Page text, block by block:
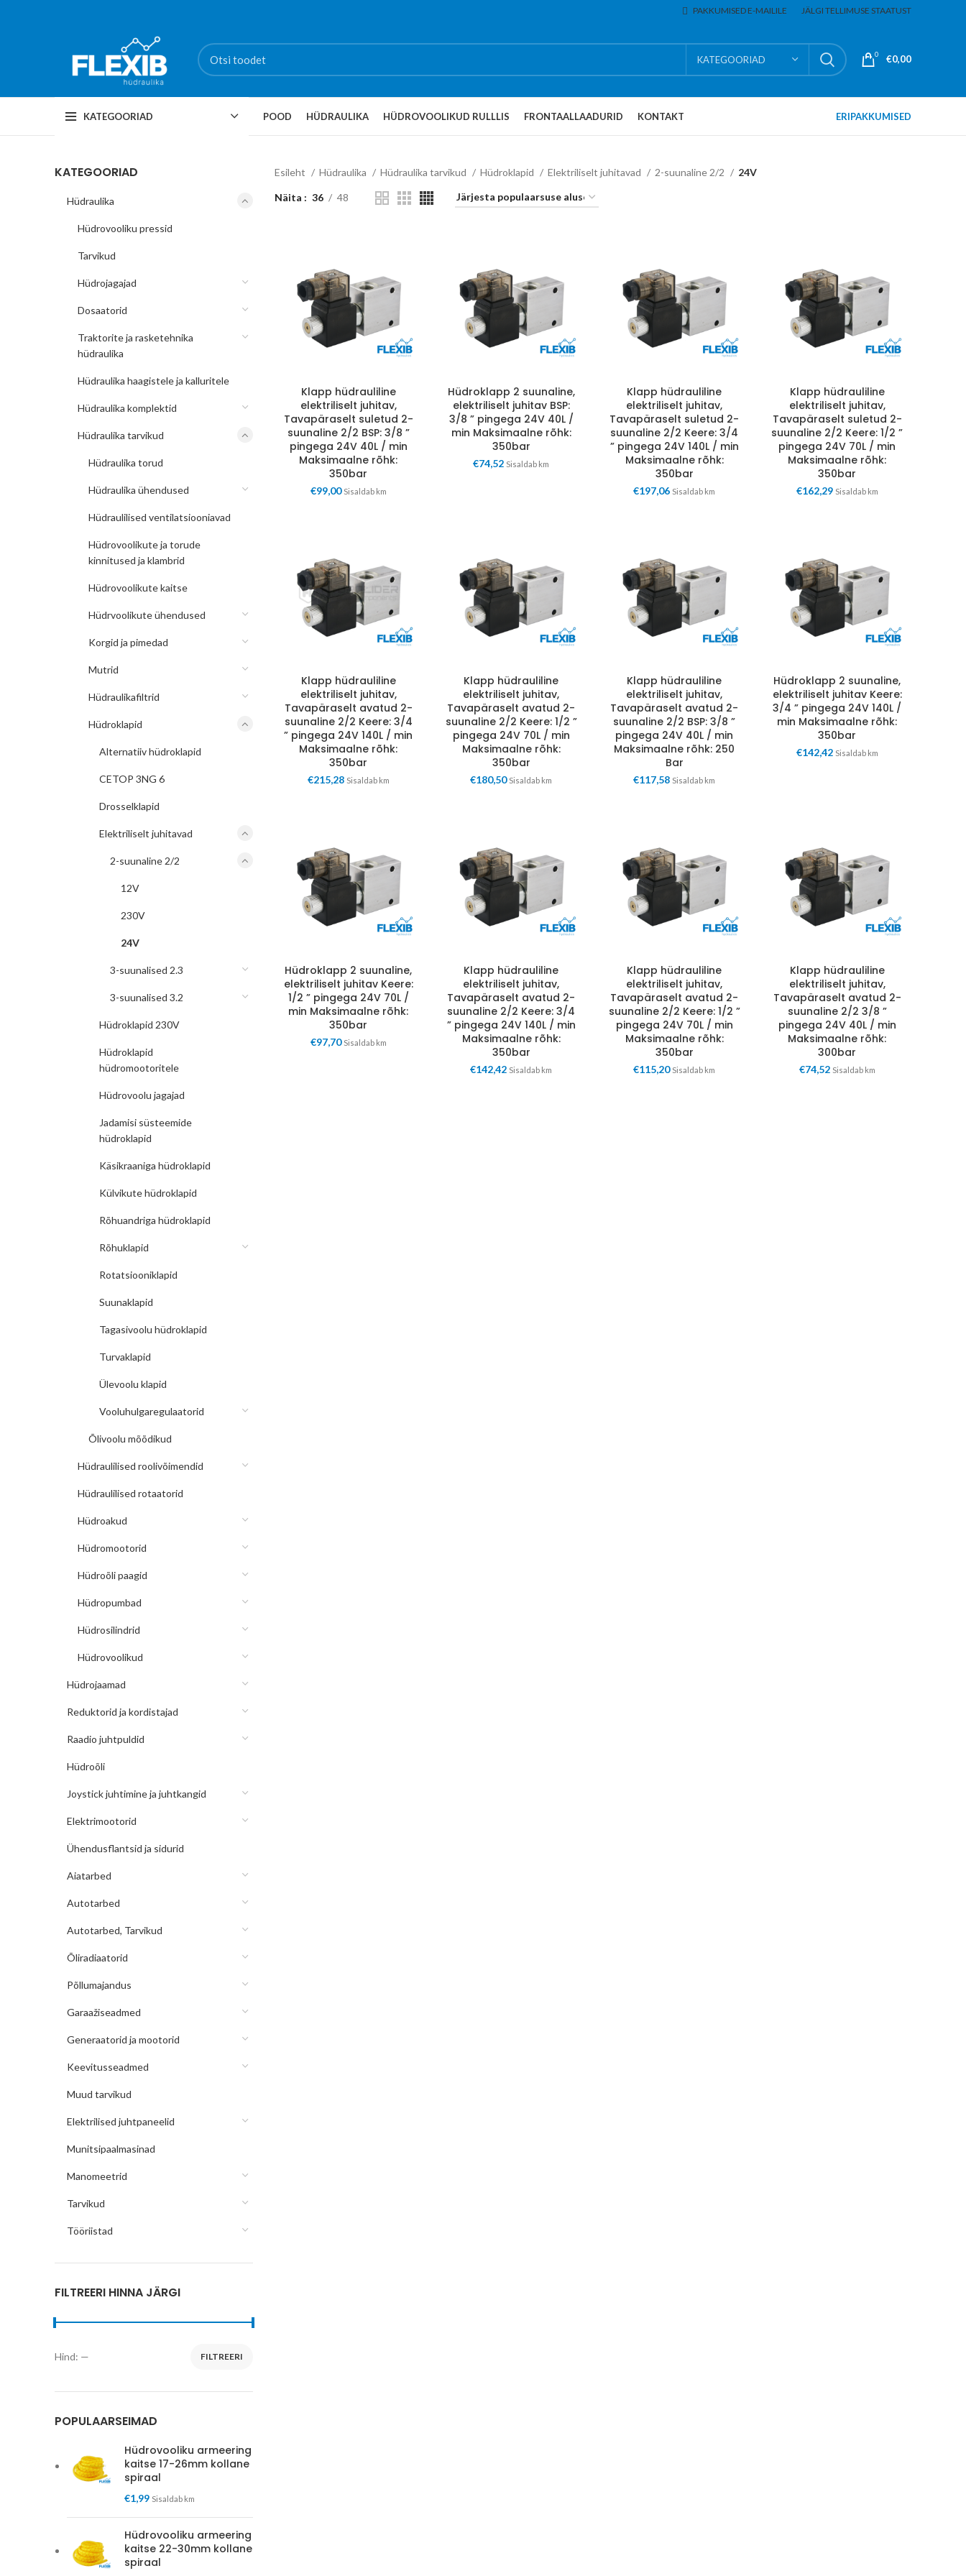
PAKKUMISED E-MAILILE JÄLGI TELLIMUSE STAATUST
KATEGOORIAD 0 €0,00
KATEGOORIAD POOD HÜDRAULIKA HÜDROVOOLIKUD RULLLIS FRONTAALLAADURID KONTAKT ERIPAKKUMISED
KATEGOORIAD
Hüdraulika
Hüdrovooliku pressid
Tarvikud
Hüdrojagajad
Dosaatorid
Traktorite ja rasketehnika
hüdraulika
Hüdraulika haagistele ja kalluritele
Hüdraulika komplektid
Hüdraulika tarvikud
Hüdraulika torud
Hüdraulika ühendused
Hüdraulilised ventilatsiooniavad
Hüdrovoolikute ja torude
kinnitused ja klambrid
Hüdrovoolikute kaitse
Hüdrvoolikute ühendused
Korgid ja pimedad
Mutrid
Hüdraulikafiltrid
Hüdroklapid
Alternatiiv hüdroklapid
CETOP 3NG 6
Drosselklapid
Elektriliselt juhitavad
2-suunaline 2/2
12V
230V
24V
3-suunalised 2.3
3-suunalised 3.2
Hüdroklapid 230V
Hüdroklapid
hüdromootoritele
Hüdrovoolu jagajad
Jadamisi süsteemide
hüdroklapid
Käsikraaniga hüdroklapid
Külvikute hüdroklapid
Rõhuandriga hüdroklapid
Rõhuklapid
Rotatsiooniklapid
Suunaklapid
Tagasivoolu hüdroklapid
Turvaklapid
Ülevoolu klapid
Vooluhulgaregulaatorid
Õlivoolu mõõdikud
Hüdraulilised roolivõimendid
Hüdraulilised rotaatorid
Hüdroakud
Hüdromootorid
Hüdroõli paagid
Hüdropumbad
Hüdrosilindrid
Hüdrovoolikud
Hüdrojaamad
Reduktorid ja kordistajad
Raadio juhtpuldid
Hüdroõli
Joystick juhtimine ja juhtkangid
Elektrimootorid
Ühendusflantsid ja sidurid
Aiatarbed
Autotarbed
Autotarbed, Tarvikud
Õliradiaatorid
Põllumajandus
Garaažiseadmed
Generaatorid ja mootorid
Keevitusseadmed
Muud tarvikud
Elektrilised juhtpaneelid
Munitsipaalmasinad
Manomeetrid
Tarvikud
Tööriistad
FILTREERI HINNA JÄRGI
FILTREERI
Hind: —
POPULAARSEIMAD
Hüdrovooliku armeering
kaitse 17-26mm kollane
spiraal
€1,99 Sisaldab km
Hüdrovooliku armeering
kaitse 22-30mm kollane
spiraal
Esileht Hüdraulika Hüdraulika tarvikud Hüdroklapid Elektriliselt juhitavad 2-suunaline 2/2 24V
Näita 36 48
Klapp hüdrauliline
elektriliselt juhitav,
Tavapäraselt suletud 2-
suunaline 2/2 BSP: 3/8 ”
pingega 24V 40L / min
Maksimaalne rõhk:
350bar
€99,00 Sisaldab km
Hüdroklapp 2 suunaline,
elektriliselt juhitav BSP:
3/8 ” pingega 24V 40L /
min Maksimaalne rõhk:
350bar
€74,52 Sisaldab km
Klapp hüdrauliline
elektriliselt juhitav,
Tavapäraselt suletud 2-
suunaline 2/2 Keere: 3/4
” pingega 24V 140L / min
Maksimaalne rõhk:
350bar
€197,06 Sisaldab km
Klapp hüdrauliline
elektriliselt juhitav,
Tavapäraselt suletud 2-
suunaline 2/2 Keere: 1/2 ”
pingega 24V 70L / min
Maksimaalne rõhk:
350bar
€162,29 Sisaldab km
Klapp hüdrauliline
elektriliselt juhitav,
Tavapäraselt avatud 2-
suunaline 2/2 Keere: 3/4
” pingega 24V 140L / min
Maksimaalne rõhk:
350bar
€215,28 Sisaldab km
Klapp hüdrauliline
elektriliselt juhitav,
Tavapäraselt avatud 2-
suunaline 2/2 Keere: 1/2 ”
pingega 24V 70L / min
Maksimaalne rõhk:
350bar
€180,50 Sisaldab km
Klapp hüdrauliline
elektriliselt juhitav,
Tavapäraselt avatud 2-
suunaline 2/2 BSP: 3/8 ”
pingega 24V 40L / min
Maksimaalne rõhk: 250
Bar
€117,58 Sisaldab km
Hüdroklapp 2 suunaline,
elektriliselt juhitav Keere:
3/4 ” pingega 24V 140L /
min Maksimaalne rõhk:
350bar
€142,42 Sisaldab km
Hüdroklapp 2 suunaline,
elektriliselt juhitav Keere:
1/2 ” pingega 24V 70L /
min Maksimaalne rõhk:
350bar
€97,70 Sisaldab km
Klapp hüdrauliline
elektriliselt juhitav,
Tavapäraselt avatud 2-
suunaline 2/2 Keere: 3/4
” pingega 24V 140L / min
Maksimaalne rõhk:
350bar
€142,42 Sisaldab km
Klapp hüdrauliline
elektriliselt juhitav,
Tavapäraselt avatud 2-
suunaline 2/2 Keere: 1/2 ”
pingega 24V 70L / min
Maksimaalne rõhk:
350bar
€115,20 Sisaldab km
Klapp hüdrauliline
elektriliselt juhitav,
Tavapäraselt avatud 2-
suunaline 2/2 3/8 ”
pingega 24V 40L / min
Maksimaalne rõhk:
300bar
€74,52 Sisaldab km